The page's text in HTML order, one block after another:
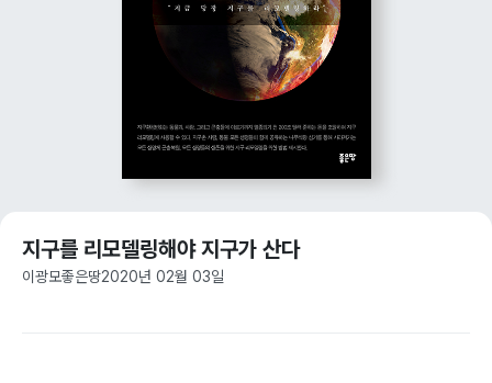
지구를 리모델링해야 지구가 산다
이광모좋은땅2020년 02월 03일